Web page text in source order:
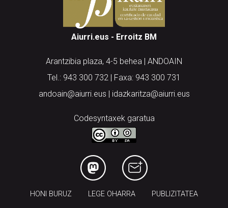
Aiurri.eus - Erroitz BM
Arantzibia plaza, 4-5 behea | ANDOAIN
Tel.: 943 300 732 | Faxa: 943 300 731
andoain@aiurri.eus | idazkaritza@aiurri.eus
Codesyntaxek garatua
HONI BURUZ LEGE OHARRA PUBLIZITATEA